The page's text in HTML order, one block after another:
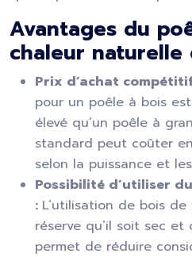
Avantages du
chaleur
Prix d’achat
pour un poêle à bois
élevé qu’un poêle à
standard peut coûter
selon la puissance et
Possibilité d’utiliser
: L’utilisation de bois
réserve qu’il soit sec
permet de réduire